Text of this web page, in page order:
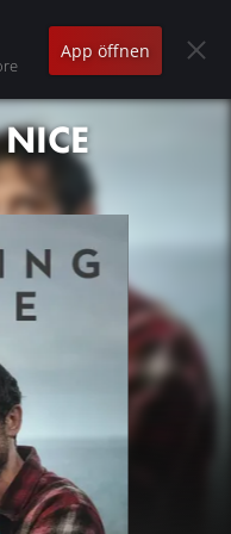
App öffnen